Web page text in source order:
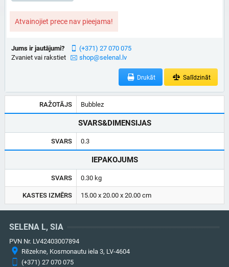
Atvainojiet prece nav pieejama!
Jums ir jautājumi?
Zvaniet vai rakstiet
(+371) 27 070 075
shop@selenal.lv
Drukāt Salīdzināt
RAŽOTĀJS Bubblez
SVARS&DIMENSIJAS
SVARS 0.3
IEPAKOJUMS
SVARS 0.30 kg
KASTES IZMĒRS 15.00 x 20.00 x 20.00 cm
SELENA L, SIA
PVN Nr. LV42403007894
Rēzekne, Kosmonautu iela 3, LV-4604
(+371) 27 070 075